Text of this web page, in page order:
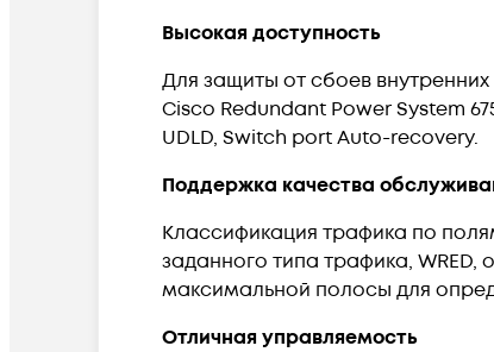
Высокая доступность
Для защиты от сбоев
Cisco Redundant Power System
UDLD, Switch port Auto-recovery.
Поддержка качества
Классификация трафика по
заданного типа трафика,
максимальной полосы для
Отличная управляемость